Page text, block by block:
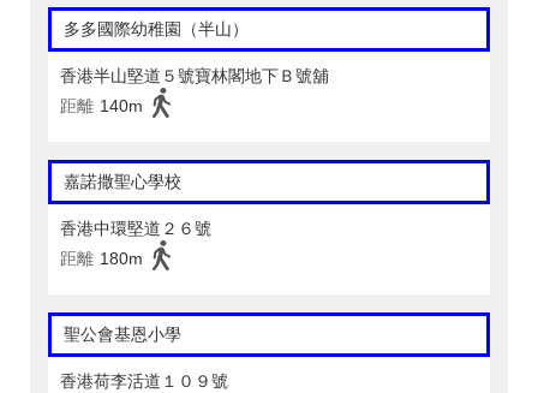
多多國際幼稚園（半山）
香港半山堅道５號寶林閣地下Ｂ號舖
距離 140m
嘉諾撒聖心學校
香港中環堅道２６號
距離 180m
聖公會基恩小學
香港荷李活道１０９號